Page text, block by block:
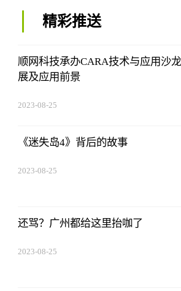
精彩推送
顺网科技承办CARA技术与应用沙
展及应用前景
2023-08-25
《迷失岛4》背后的故事
2023-08-25
还骂？广州都给这里抬咖了
2023-08-25